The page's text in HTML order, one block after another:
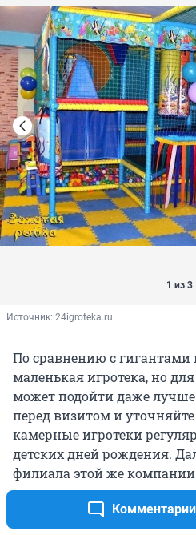
Комментарии
1 из 3
Источник: 24igroteka.ru
По сравнению с гигантами
маленькая игротека, но
может подойти даже
перед визитом и
камерные игротеки
детских дней рождения.
филиала этой же
Космонавтов, 25.